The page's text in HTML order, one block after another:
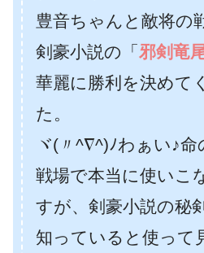
豊音ちゃんと敵将の
剣豪小説の「 邪剣竜
華麗に勝利を決めて
た。
ヾ(〃^∇^)ﾉわぁい♪命
戦場で本当に使いこ
すが、剣豪小説の秘
知っていると使って